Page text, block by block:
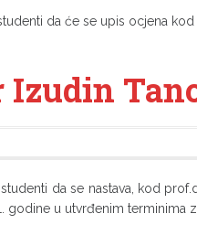
da će se upis ocjena
Izudin
da se nastava, kod
godine u utvrđenim terminima